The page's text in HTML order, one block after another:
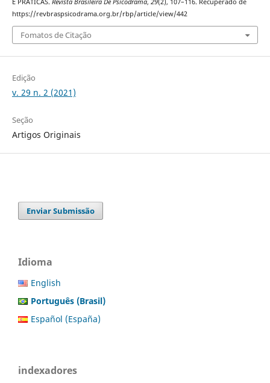
https://revbraspsicodrama.org.br/rbp/article/view/442
Fomatos de Citação
Edição
v. 29 n. 2 (2021)
Seção
Artigos Originais
Enviar Submissão
Idioma
English
Português (Brasil)
Español (España)
indexadores